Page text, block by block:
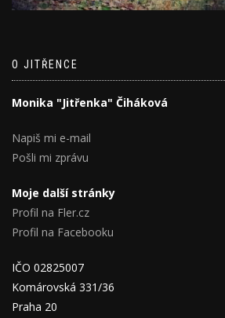
O JITŘENCE
Monika "Jitřenka" Čiháková
Napiš mi e-mail
Pošli mi zprávu
Moje další stránky
Profil na Fler.cz
Profil na Facebooku
IČO 02825007
Komárovská 331/36
Praha 20